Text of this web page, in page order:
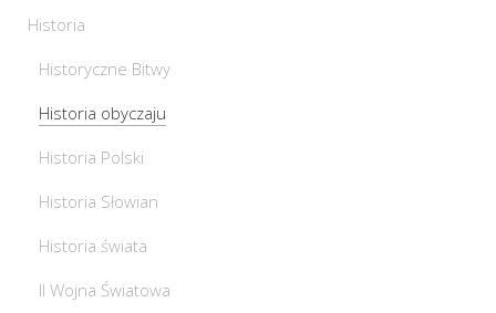
Historia
Historyczne Bitwy
Historia obyczaju
Historia Polski
Historia Słowian
Historia świata
II Wojna Światowa